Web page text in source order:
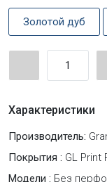
Золотой дуб
Характеристики
Производитель:
Покрытия : GL Print
Модели : Без